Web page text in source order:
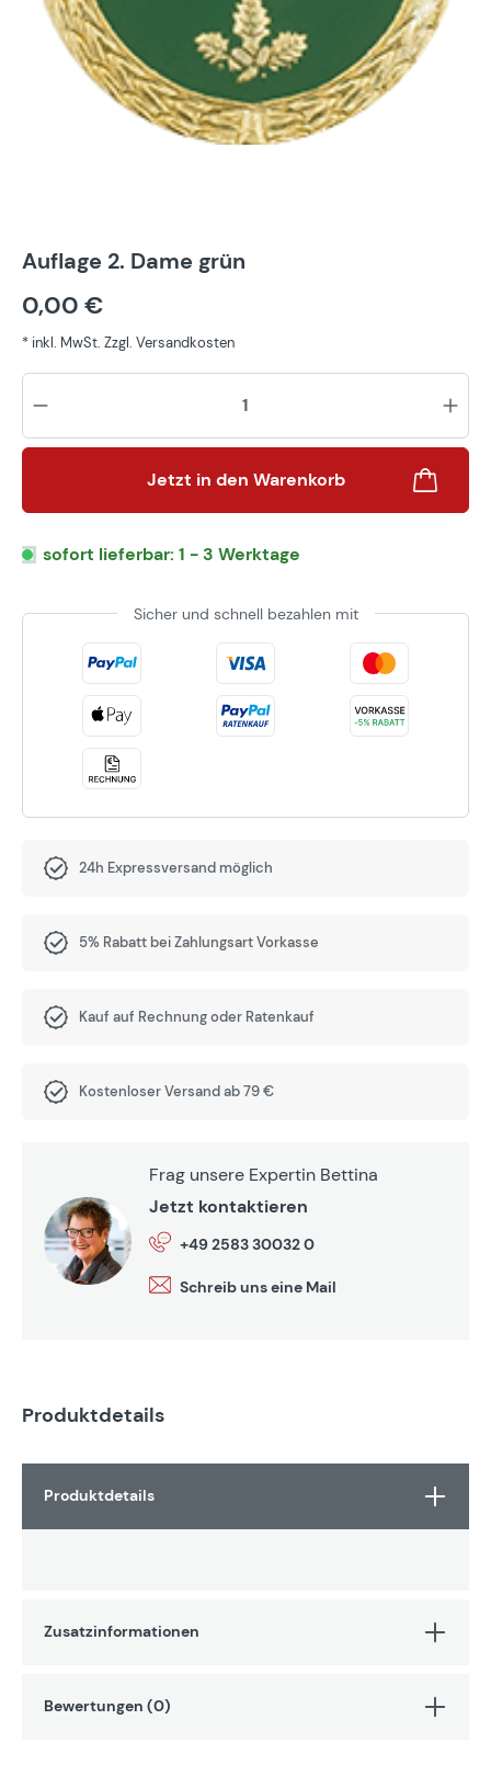
Auflage 2. Dame grün
0,00 €
* inkl. MwSt. Zzgl. Versandkosten
Jetzt in den Warenkorb
sofort lieferbar: 1 - 3 Werktage
Sicher und schnell bezahlen mit
24h Expressversand möglich
5% Rabatt bei Zahlungsart Vorkasse
Kauf auf Rechnung oder Ratenkauf
Kostenloser Versand ab 79 €
Frag unsere Expertin Bettina
Jetzt kontaktieren
+49 2583 30032 0
Schreib uns eine Mail
Produktdetails
Produktdetails
Zusatzinformationen
Bewertungen (0)